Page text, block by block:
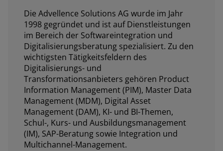
Die Advellence Solutions AG wurde im Jahr
1998 gegründet und ist auf Dienstleistungen
im Bereich der Softwareintegration und
Digitalisierungsberatung spezialisiert. Zu den
wichtigsten Tätigkeitsfeldern des
Digitalisierungs- und
Transformationsanbieters gehören Product
Information Management (PIM), Master Data
Management (MDM), Digital Asset
Management (DAM), KI- und BI-Themen,
Schul-, Kurs- und Ausbildungsmanagement
(IM), SAP-Beratung sowie Integration und
Multichannel-Management.